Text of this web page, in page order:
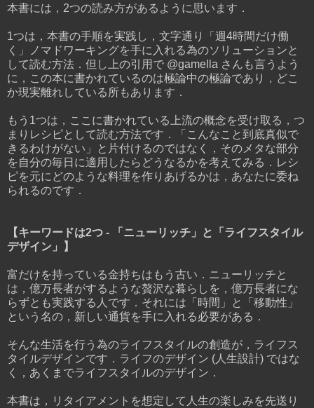
本書には，2つの読み方があるように思います．
1つは，本書の手順を実践し，文字通り「週4時間だけ働
く」ノマドワーキングを手に入れる為のソリューションと
して読む方法．但し上の引用で @gamella さんも言うよう
に，この本に書かれているのは極論中の極論であり，どこ
か現実離れしている所もあります．
もう1つは，ここに書かれている上流の概念を受け取る，つ
まりレシピとして読む方法です．「こんなこと到底真似で
きるわけがない」と片付けるのではなく，そのメタな部分
を自分の毎日に適用したらどうなるかを考えてみる．レシ
ピを元にどのような料理を作りあげるかは，あなたに委ね
られるのです．
【キーワードは2つ - 「ニューリッチ」と「ライフスタイル
デザイン」】
富だけを持っている金持ちはもう古い．ニューリッチと
は，億万長者がするような贅沢な暮らしを，億万長者にな
らずとも実践する人です．それには「時間」と「移動性」
という名の，新しい通貨を手に入れる必要がある．
そんな生活を行う為のライフスタイルの創造が，ライフス
タイルデザインです．ライフのデザイン (人生設計) ではな
く，あくまでライフスタイルのデザイン．
本書は，リタイアメントを想定して人生の楽しみを先送り